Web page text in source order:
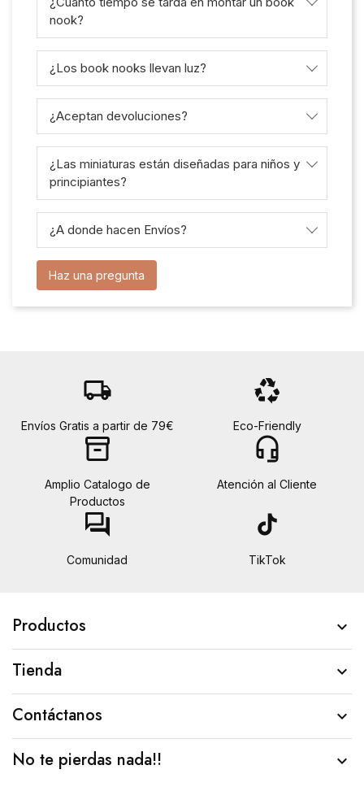
nook?
¿Los book nooks llevan luz?
¿Aceptan devoluciones?
¿Las miniaturas están diseñadas para niños y
principiantes?
¿A donde hacen Envíos?
Haz una pregunta
local_shipping
Envíos Gratis a partir de 79€
recycling
Eco-Friendly
inventory_2
Amplio Catalogo de
Productos
headset_mic
Atención al Cliente
forum
Comunidad
tiktok
TikTok
Productos 
Tienda 
Contáctanos 
No te pierdas nada!! 